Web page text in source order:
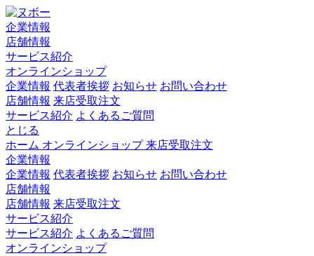
企業情報
店舗情報
サービス紹介
オンラインショップ
企業情報 代表者挨拶 お知らせ お問い合わせ
店舗情報 来店受取注文
サービス紹介 よくあるご質問
とじる
ホーム オンラインショップ来店受取注文
企業情報
企業情報 代表者挨拶 お知らせ お問い合わせ
店舗情報
店舗情報 来店受取注文
サービス紹介
サービス紹介 よくあるご質問
オンラインショップ